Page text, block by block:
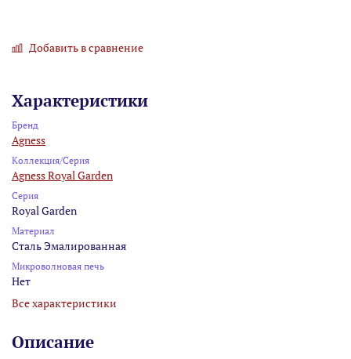
Добавить в сравнение
Характеристики
Бренд
Agness
Коллекция/Серия
Agness Royal Garden
Серия
Royal Garden
Материал
Сталь Эмалированная
Микроволновая печь
Нет
Все характеристики
Описание